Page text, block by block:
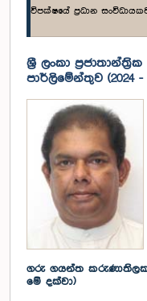
විපක්ෂයේ ප්‍රධාන
ශ්‍රී ලංකා
පාර්ලිමේන්තුව (2024
ගරු ගයන්ත කරුණාතිලක
මේ දක්වා)